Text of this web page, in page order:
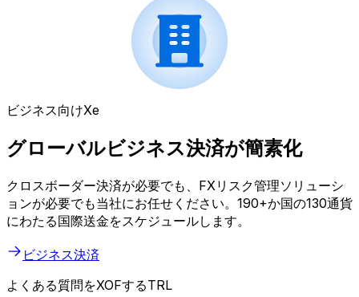
ビジネス向けXe
グローバルビジネス決済が簡素化
クロスボーダー決済が必要でも、FXリスク管理ソリューシ
ョンが必要でも当社にお任せください。190+か国の130通貨
にわたる国際送金をスケジュールします。
ビジネス決済
よくある質問をXOFするTRL